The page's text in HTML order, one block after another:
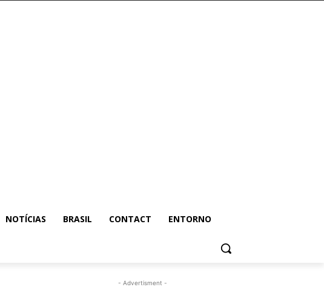
NOTÍCIAS BRASIL CONTACT ENTORNO
- Advertisment -